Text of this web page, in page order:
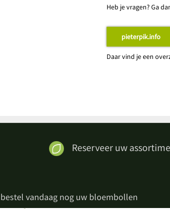
Heb je vragen? Ga
pieterpik.info
Daar vind je een
Reserveer uw
vandaag nog uw bloembollen